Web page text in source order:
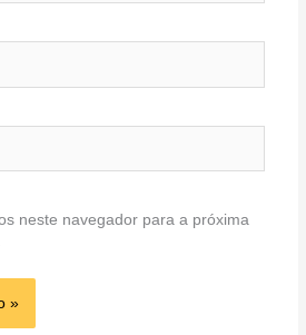
neste navegador para a próxima